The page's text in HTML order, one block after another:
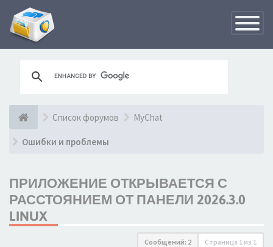
Список форумов MyChat
Ошибки и проблемы
ПРИЛОЖЕНИЕ ОТКРЫВАЕТСЯ С
РАССТОЯНИЕМ ОТ ПАНЕЛИ 2026.3.0
LINUX
Сообщений: 2 Страница 1 из 1